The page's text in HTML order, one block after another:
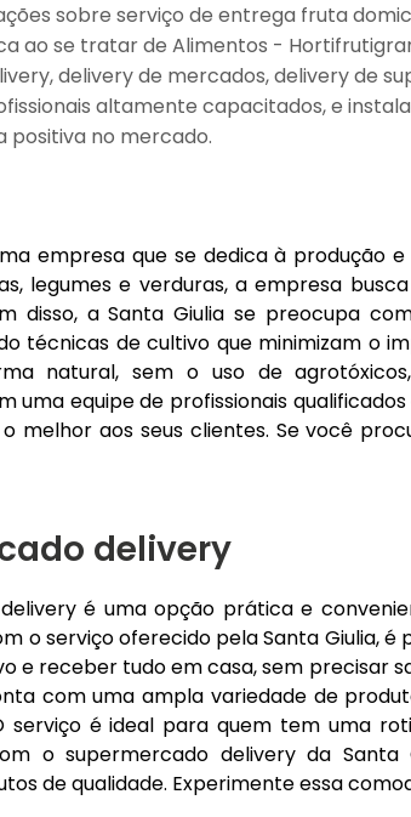
sobre serviço de entrega fruta
ao se tratar de Alimentos -
delivery de mercados, delivery de
altamente capacitados, e
positiva no mercado.
empresa que se dedica à produção
legumes e verduras, a empresa
disso, a Santa Giulia se preocupa
técnicas de cultivo que minimizam o
natural, sem o uso de
uma equipe de profissionais
melhor aos seus clientes. Se você
delivery
é uma opção prática e
o serviço oferecido pela Santa Giulia,
e receber tudo em casa, sem precisar
com uma ampla variedade de
serviço é ideal para quem tem uma
o supermercado delivery da
de qualidade. Experimente essa